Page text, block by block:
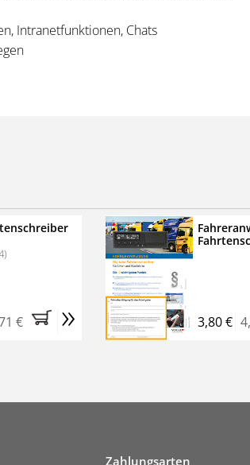
Intranetfunktionen, Chats
im Kennenlern-Abo für zwei
und Versandkosten).Nach 2 Monaten
endet automatisch, es
€ » 3,80 €
Zahlungsarten